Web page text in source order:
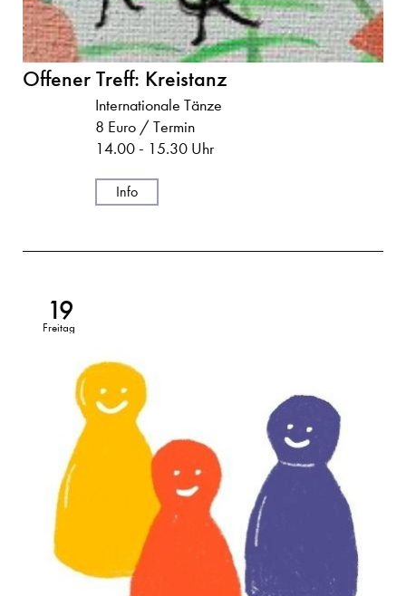
Offener Treff: Kreistanz
Internationale Tänze
8 Euro / Termin
14.00 - 15.30 Uhr
Info
19
Freitag